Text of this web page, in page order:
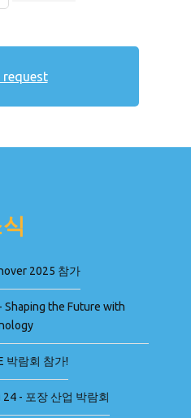
2025 참가
Shaping the Future with
박람회 참가!
24 - 포장 산업 박람회